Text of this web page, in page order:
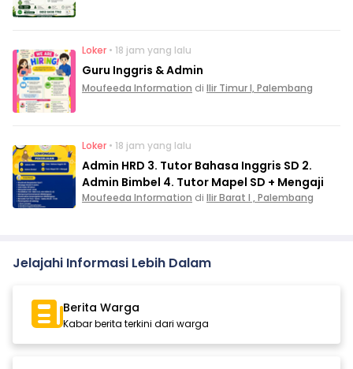
Loker • 18 jam yang lalu
Guru Inggris & Admin
Moufeeda Information di Ilir Timur I, Palembang
Loker • 18 jam yang lalu
Admin HRD 3. Tutor Bahasa Inggris SD 2.
Admin Bimbel 4. Tutor Mapel SD + Mengaji
Moufeeda Information di Ilir Barat I , Palembang
Jelajahi Informasi Lebih Dalam
Berita Warga
Kabar berita terkini dari warga